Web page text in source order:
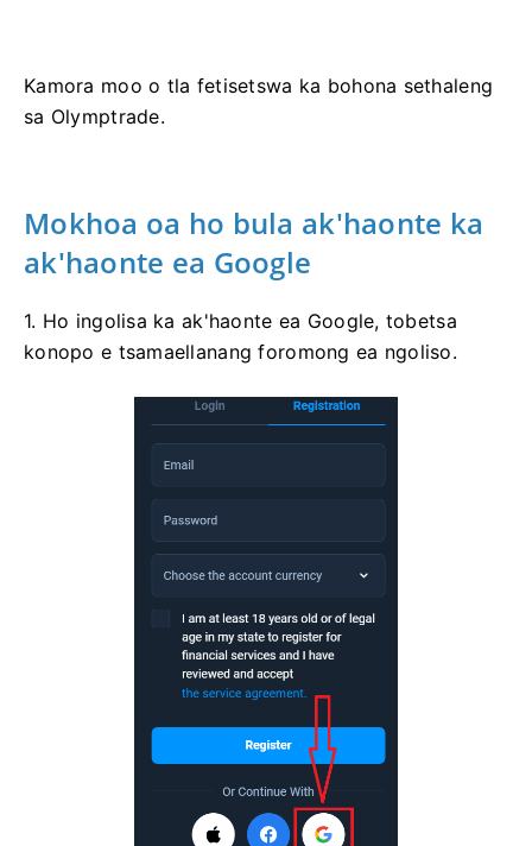
Kamora moo o tla fetisetswa ka bohona sethaleng
sa Olymptrade.
Mokhoa oa ho bula ak'haonte ka
ak'haonte ea Google
1. Ho ingolisa ka ak'haonte ea Google, tobetsa
konopo e tsamaellanang foromong ea ngoliso.